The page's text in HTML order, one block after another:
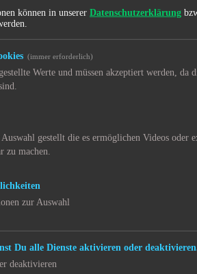
unbeschränktes und
bestehen.
Recht oder die guten Sitten
oder anderer im Board
übernimmt, die er nicht selbst
o. g. Regeln verstoßen oder geeignet
“ (GPL)
www.phpbb.de zur Verfügung gestellt.
Zwecke nicht untersagen oder auf
können in unserer Datenschutzerklärung
(immer erforderlich)
Werte und müssen akzeptiert werden, da
gestellt die es ermöglichen Videos oder
zu machen.
zur Auswahl
Du alle Dienste aktivieren oder
deaktivieren